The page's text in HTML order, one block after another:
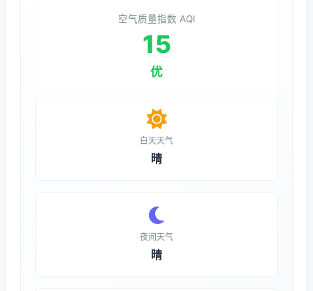
空气质量指数 AQI
15
优
白天天气
晴
夜间天气
晴